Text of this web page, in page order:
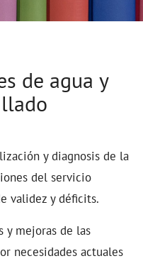
de agua y
y diagnosis de la
del servicio
validez y déficits.
y mejoras de las
necesidades actuales